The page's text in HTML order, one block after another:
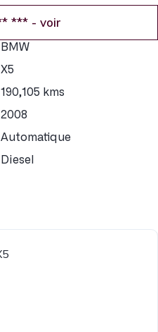
065 *** *** - voir
BMW
X5
190,105 kms
2008
Automatique
Diesel